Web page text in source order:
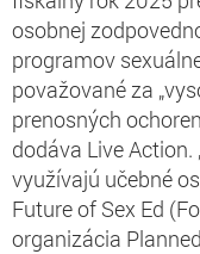
osobnej
programov
považované za
prenosných
dodáva Live
využívajú učebné
Future of Sex Ed
organizácia